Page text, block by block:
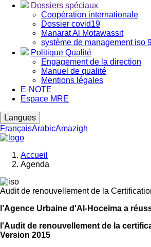
Dossiers spéciaux
Coopération internationale
Dossier covid19
Manarat Al Motawassit
système de management iso
Politique Qualité
Engagement de la direction
Manuel de qualité
Mentions légales
E-NOTE
Espace MRE
Langues
FrançaisArabicAmazigh
Fil
d'Ariane
Accueil
Agenda
Audit de renouvellement de la
l’Agence Urbaine d'Al-Hoceima a
l'Audit de renouvellement de la
Version 2015